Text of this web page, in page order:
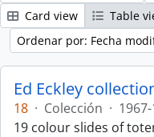
Card view
Table
Ordenar por: Fecha
Ed Eckley
18 · Colección ·
19 colour slides of